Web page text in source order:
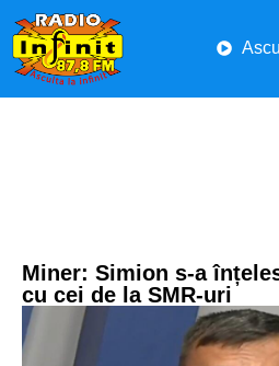
Miner: Simion s-a
cu cei de la SMR-uri